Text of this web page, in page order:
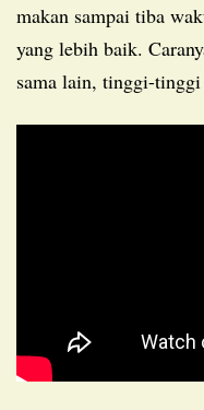
makan sampai tiba
yang lebih baik.
sama lain, tinggi-